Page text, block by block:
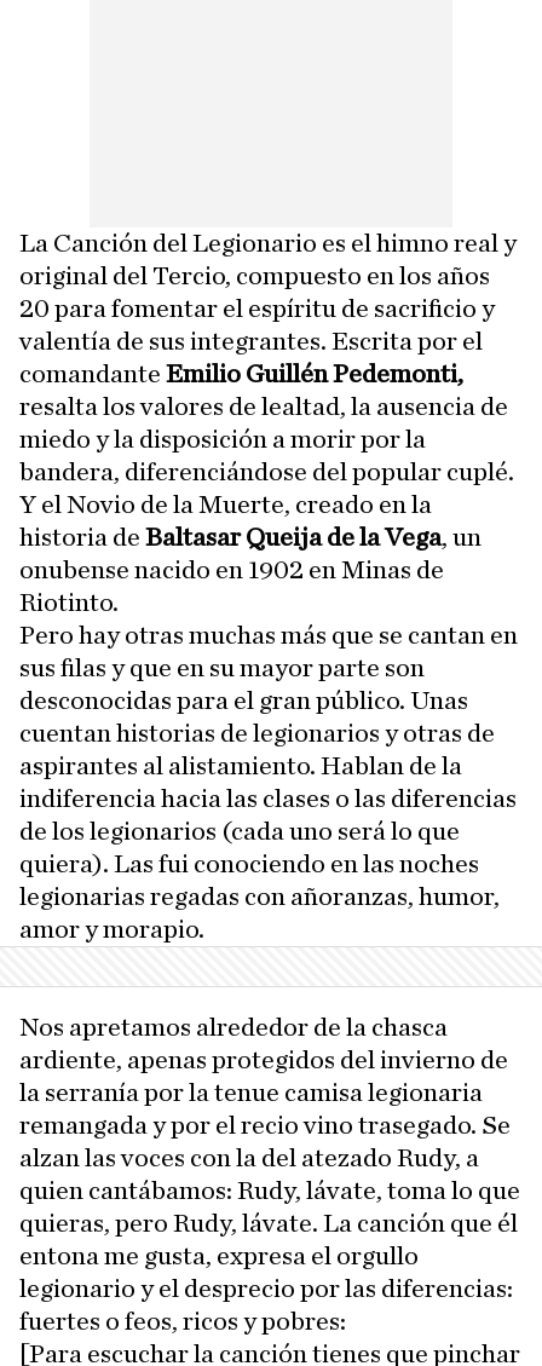
La Canción del Legionario es el himno real y
original del Tercio, compuesto en los años
20 para fomentar el espíritu de sacrificio y
valentía de sus integrantes. Escrita por el
comandante Emilio Guillén Pedemonti,
resalta los valores de lealtad, la ausencia de
miedo y la disposición a morir por la
bandera, diferenciándose del popular cuplé.
Y el Novio de la Muerte, creado en la
historia de Baltasar Queija de la Vega, un
onubense nacido en 1902 en Minas de
Riotinto.
Pero hay otras muchas más que se cantan en
sus filas y que en su mayor parte son
desconocidas para el gran público. Unas
cuentan historias de legionarios y otras de
aspirantes al alistamiento. Hablan de la
indiferencia hacia las clases o las diferencias
de los legionarios (cada uno será lo que
quiera). Las fui conociendo en las noches
legionarias regadas con añoranzas, humor,
amor y morapio.
Nos apretamos alrededor de la chasca
ardiente, apenas protegidos del invierno de
la serranía por la tenue camisa legionaria
remangada y por el recio vino trasegado. Se
alzan las voces con la del atezado Rudy, a
quien cantábamos: Rudy, lávate, toma lo que
quieras, pero Rudy, lávate. La canción que él
entona me gusta, expresa el orgullo
legionario y el desprecio por las diferencias:
fuertes o feos, ricos y pobres:
[Para escuchar la canción tienes que pinchar